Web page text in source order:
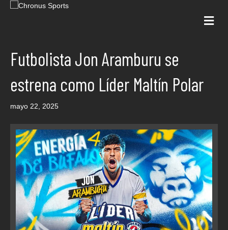
Futbolista Jon Aramburu se
estrena como Líder Maltín Polar
mayo 22, 2025